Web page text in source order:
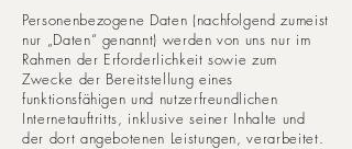
Personenbezogene Daten (nachfolgend zumeist
nur „Daten“ genannt) werden von uns nur im
Rahmen der Erforderlichkeit sowie zum
Zwecke der Bereitstellung eines
funktionsfähigen und nutzerfreundlichen
Internetauftritts, inklusive seiner Inhalte und
der dort angebotenen Leistungen, verarbeitet.